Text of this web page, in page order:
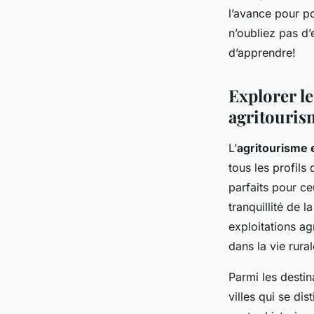
l’avance pour
n’oubliez pas
d’apprendre!
Explorer
L’agritourisme
tous les profils
parfaits pour
tranquillité de
exploitations
dans la vie
Parmi les
villes qui se